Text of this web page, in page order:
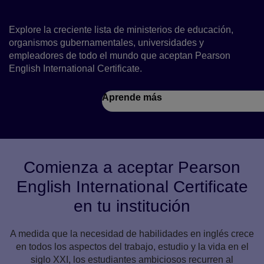
Explore la creciente lista de ministerios de educación,
organismos gubernamentales, universidades y
empleadores de todo el mundo que aceptan Pearson
English International Certificate.
Aprende más
Comienza a aceptar Pearson
English International Certificate
en tu institución
A medida que la necesidad de habilidades en inglés crece
en todos los aspectos del trabajo, estudio y la vida en el
siglo XXI, los estudiantes ambiciosos recurren al